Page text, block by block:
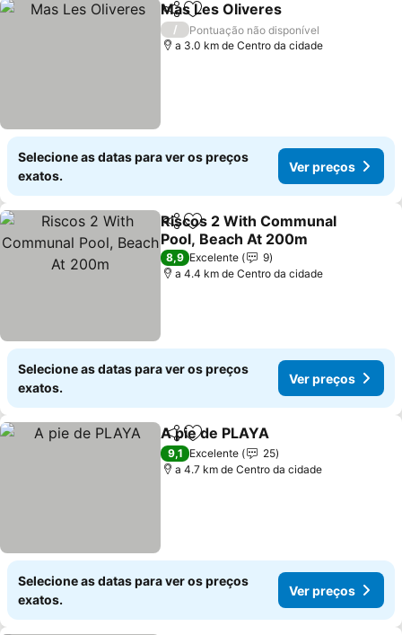
PartilharAdicionar aos favoritos
Mas Les Oliveres
/
Pontuação não disponível
a 3.0 km de Centro da cidade
Selecione as datas para ver os preços
exatos.
Ver preços
PartilharAdicionar aos favoritos
Riscos 2 With Communal
Pool, Beach At 200m
Ver preços
8,9 Excelente
9
a 4.4 km de Centro da cidade
Selecione as datas para ver os preços
exatos.
Ver preços
PartilharAdicionar aos favoritos
A pie de PLAYA
9,1 Excelente
25
a 4.7 km de Centro da cidade
Selecione as datas para ver os preços
exatos.
Ver preços